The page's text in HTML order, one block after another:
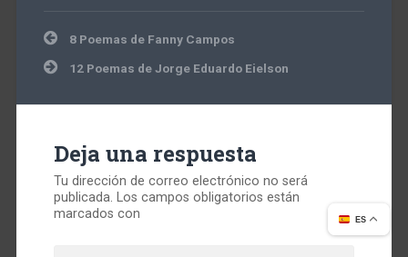
Navegación
de
entradas
8 Poemas de Fanny Campos
12 Poemas de Jorge Eduardo Eielson
Deja una respuesta
Tu dirección de correo electrónico no será
publicada. Los campos obligatorios están
marcados con
ES